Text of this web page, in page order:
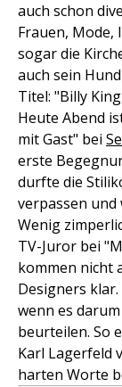
auch schon
Frauen, Mode,
sogar die
auch sein
Titel: "Billy
Heute Abend
mit Gast" bei
erste
durfte die
verpassen und
Wenig
TV-Juror bei
kommen nicht
Designers
wenn es
beurteilen. So
Karl Lagerfeld
harten Worte